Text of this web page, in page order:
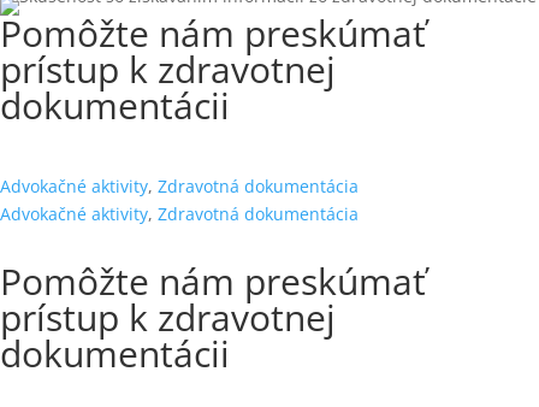
Pomôžte nám preskúmať
prístup k zdravotnej
dokumentácii
Advokačné aktivity, Zdravotná dokumentácia
Advokačné aktivity, Zdravotná dokumentácia
Pomôžte nám preskúmať
prístup k zdravotnej
dokumentácii